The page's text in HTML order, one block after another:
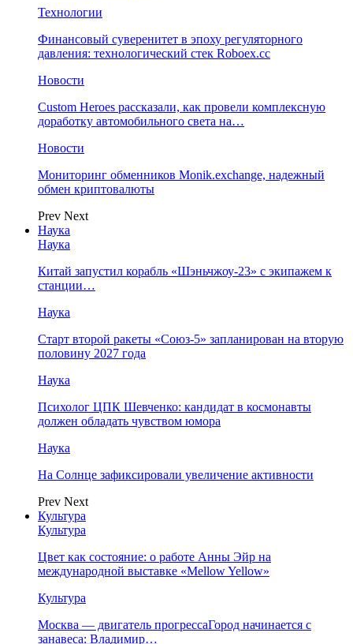
Технологии
Финансовый суверенитет в эпоху регуляторного
давления: технологический стек Roboex.cc
Новости
Custom Heroes рассказали, как провели комплексную
доработку автомобильного света на…
Новости
Мониторинг обменников Monik.exchange, надежный
обмен криптовалюты
Prev Next
Наука
Наука
Китай запустил корабль «Шэньчжоу-23» с экипажем к
станции…
Наука
Старт второй ракеты «Союз-5» запланирован на вторую
половину 2027 года
Наука
Психолог ЦПК Шевченко: кандидат в космонавты
должен обладать чувством юмора
Наука
На Солнце зафиксировали увеличение активности
Prev Next
Культура
Культура
Цвет как состояние: о работе Анны Эйр на
международной выставке «Mellow Yellow»
Культура
Москва — двигатель прогрессаГород начинается с
занавеса: Владимир…